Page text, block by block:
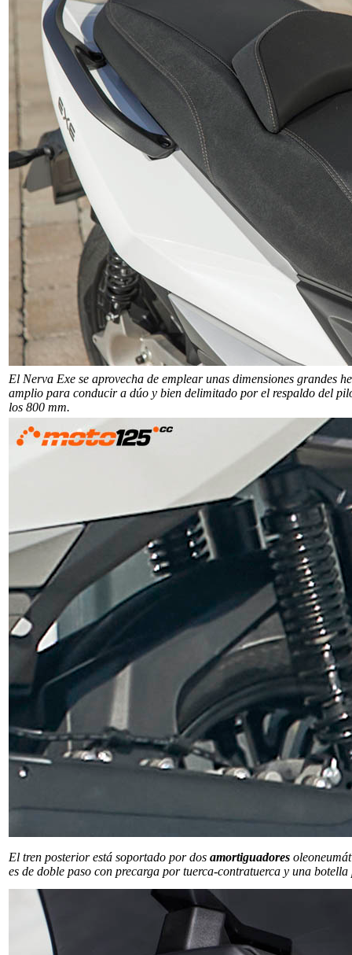
El Nerva Exe se aprovecha de emplear unas dimensiones grandes
amplio para conducir a dúo y bien delimitado por el respaldo del
los 800 mm.
El tren posterior está soportado por dos amortiguadores
es de doble paso con precarga por tuerca-contratuerca y una